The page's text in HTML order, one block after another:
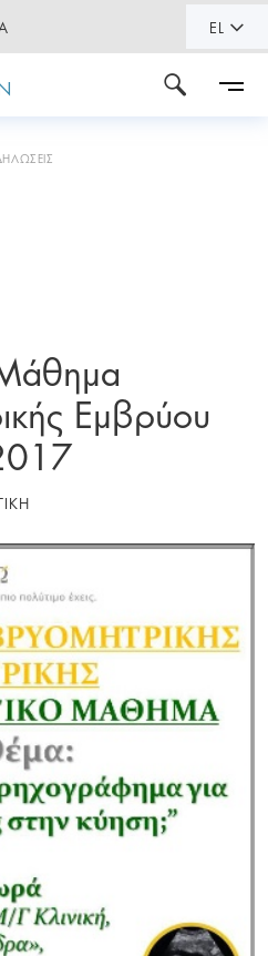
EL
Εμβρύου